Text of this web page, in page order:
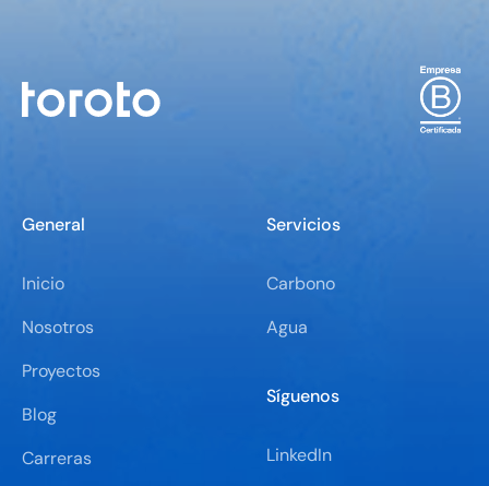
General
Inicio
Nosotros
Proyectos
Blog
Carreras
Servicios
Carbono
Agua
Síguenos
LinkedIn